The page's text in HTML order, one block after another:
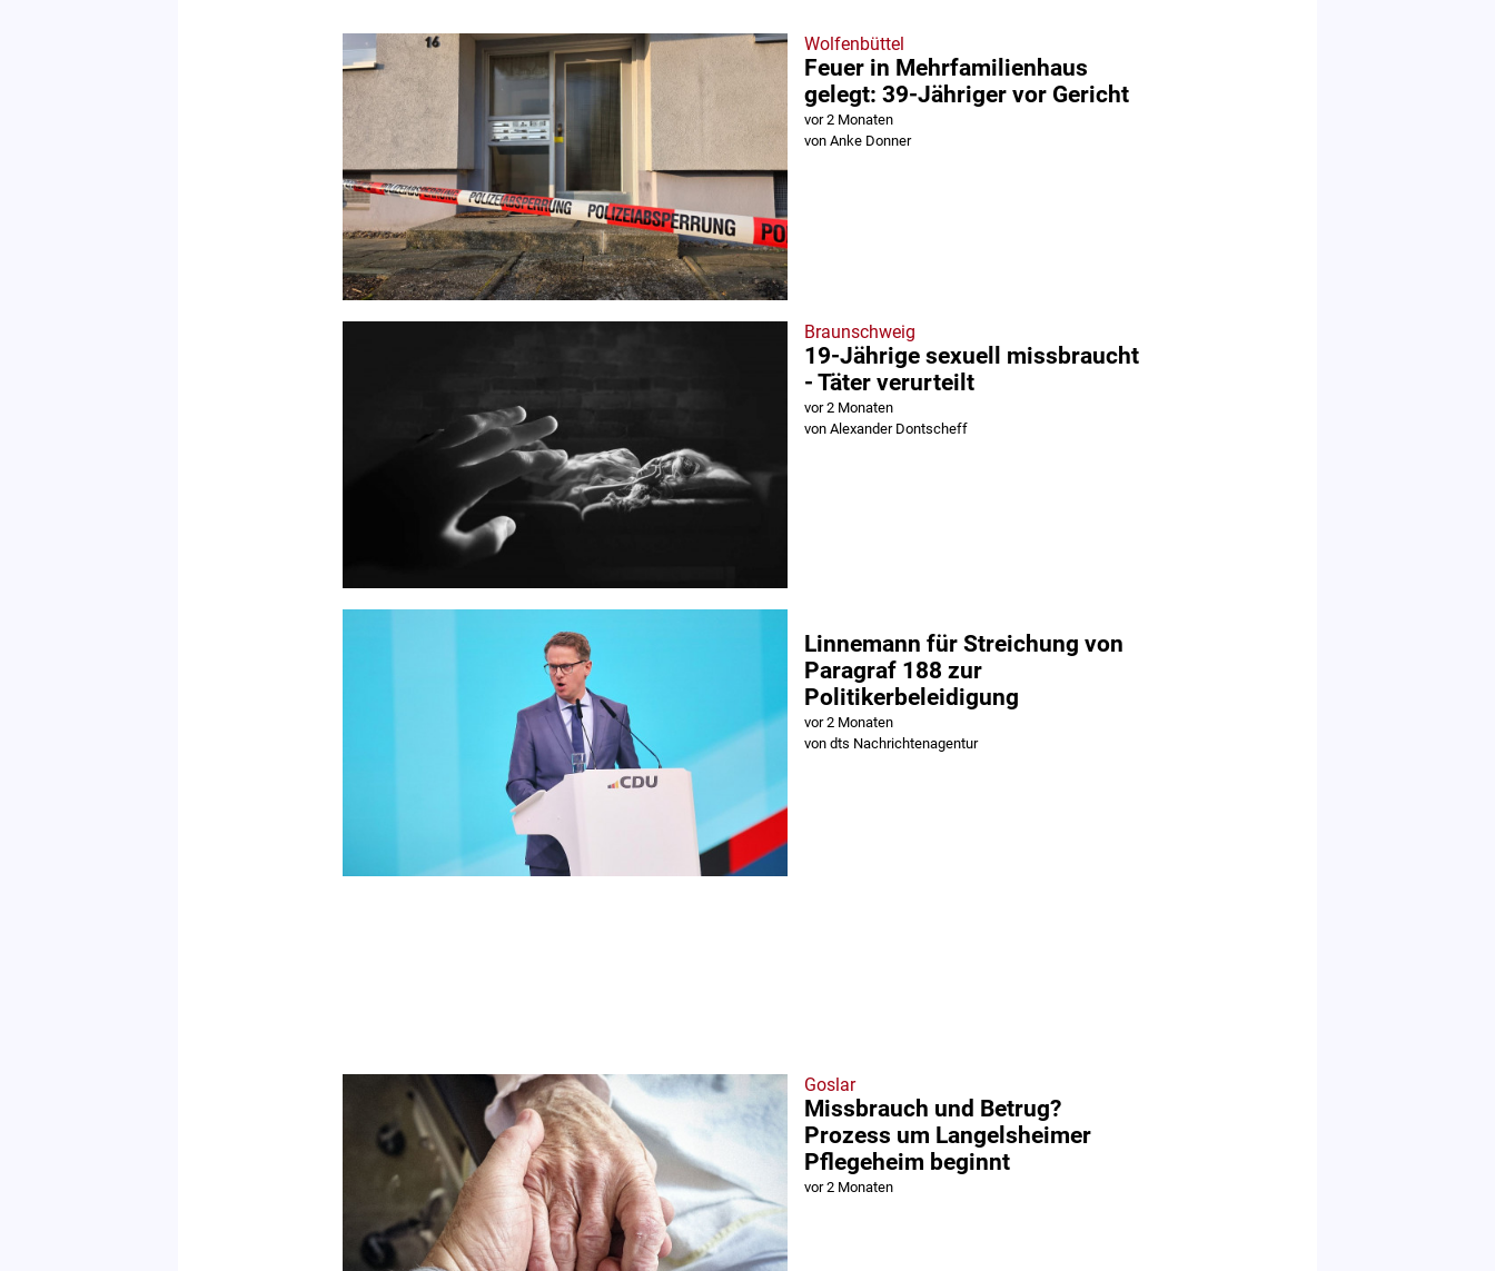
Wolfenbüttel
Feuer in Mehrfamilienhaus
gelegt: 39-Jähriger vor Gericht
vor 2 Monaten
von Anke Donner
Braunschweig
19-Jährige sexuell missbraucht
- Täter verurteilt
vor 2 Monaten
von Alexander Dontscheff
Linnemann für Streichung von
Paragraf 188 zur
Politikerbeleidigung
vor 2 Monaten
von dts Nachrichtenagentur
Goslar
Missbrauch und Betrug?
Prozess um Langelsheimer
Pflegeheim beginnt
vor 2 Monaten